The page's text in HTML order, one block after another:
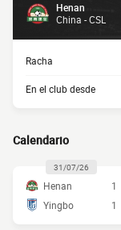
Henan
China - CSL
Racha
En el club desde
Calendario
31/07/26
Henan
1
Yingbo
1